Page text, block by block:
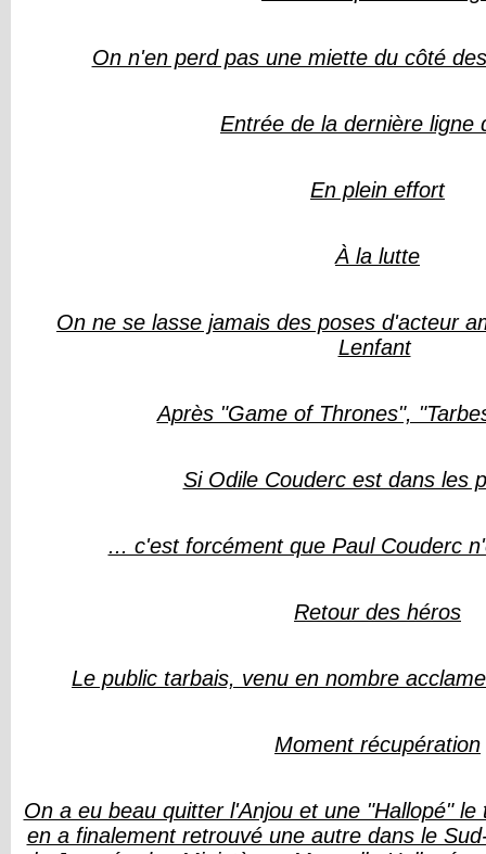
On n'en perd pas une miette du côté
Entrée de la dernière ligne
En plein effort
À la lutte
On ne se lasse jamais des poses d'acteur
Lenfant
Après "Game of Thrones",
Si Odile Couderc est dans les
... c'est forcément que Paul Couderc
Retour des héros
Le public tarbais, venu en nombre
Moment récupération
On a eu beau quitter l'Anjou et une "Hallopé"
en a finalement retrouvé une autre dans le